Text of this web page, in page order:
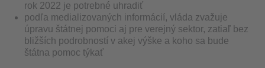
rok 2022 je potrebné uhradiť
podľa medializovaných informácií, vláda zvažuje
úpravu štátnej pomoci aj pre verejný sektor, zatiaľ bez
bližších podrobností v akej výške a koho sa bude
štátna pomoc týkať